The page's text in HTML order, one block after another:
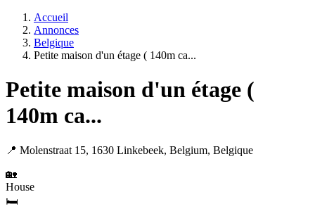
Accueil
Annonces
Belgique
Petite maison d'un étage ( 140m ca...
Petite maison d'un étage (
140m ca...
📍 Molenstraat 15, 1630 Linkebeek, Belgium, Belgique
🏡
House
🛏